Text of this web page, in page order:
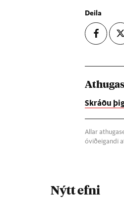
Deila
Skráðu
Allar
óviðeigandi
Nýtt efni